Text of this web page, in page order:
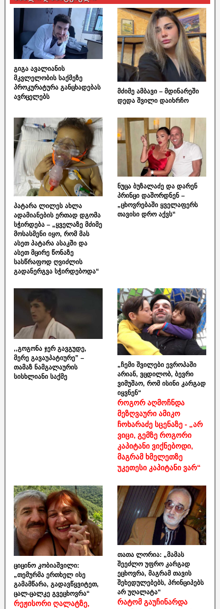
გიგა ავალიანის
მკვლელობის საქმეზე
პროკურატურა განცხადებას
ავრცელებს
მძიმე ამბავი – მდინარეში
დედა შვილი დაიხრჩო
პატარა ლილეს ახლა
ადამიანების ერთად დგომა
სჭირდება – „ყველაზე მძიმე
მოსასმენი იყო, რომ მას
ასეთ პატარა ასაკში და
ასეთ მცირე წონაზე
სასწრაფოდ ღვიძლის
გადანერგვა სჭირდებოდა“
ნუცა ბუზალაძე და დარენ
პრინცი დაშორდნენ –
„ცხოვრებაში ყველაფერს
თავისი დრო აქვს“
,,გოგონა ჯერ გავგუდე,
მერე გავაუპატიურე” –
თამაზ ნამგალაურის
სისხლიანი საქმე
„ჩემი შვილები ევროპაში
არიან, ვცდილობ, ბევრი
ვიმუშაო, რომ ისინი კარგად
იყვნენ“
როგორ აღმოჩნდა
მეზღვაური ამიკო
ჩოხარაძე სცენაზე - „არ
ვიცი, გემზე როგორი
კაპიტანი ვიქნებოდი,
მაგრამ ხმელეთზე
უკეთესი კაპიტანი ვარ“
ციცინო კობიაშვილი:
„თემურმა ერთხელ ისე
გამამწარა, გადავწყვიტეთ,
ცალ-ცალკე გვეცხოვრა“
რეჟისორი ღალატზე,
თათა ლორია: „მამას
შეეძლო უფრო კარგად
ეცხოვრა, მაგრამ თავის
შეხედულებებს, პრინციპებს
არ უღალატა“
რატომ გაუჩინარდა